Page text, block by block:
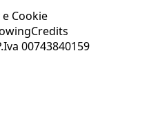
Cookie
Credits
00743840159